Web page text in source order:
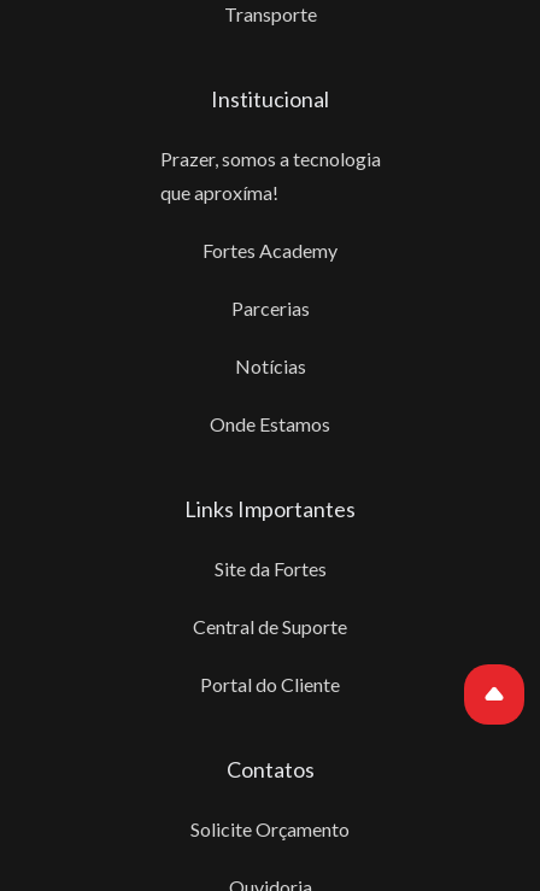
Transporte
Institucional
Prazer, somos a tecnologia
que aproxíma!
Fortes Academy
Parcerias
Notícias
Onde Estamos
Links Importantes
Site da Fortes
Central de Suporte
Portal do Cliente
Contatos
Solicite Orçamento